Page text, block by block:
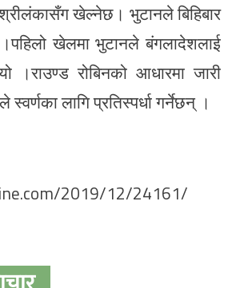
खेल्नेछ। भुटानले बिहिबार
खेलमा भुटानले बंगलादेशलाई
।राउण्ड रोबिनको आधारमा जारी
स्वर्णका लागि प्रतिस्पर्धा गर्नेछन् ।
2019/12/24161/